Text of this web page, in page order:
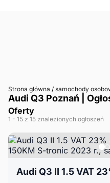
Strona główna / samochody
Audi Q3 Poznań |
Oferty
1 - 15 z 15 znalezionych ogłoszeń